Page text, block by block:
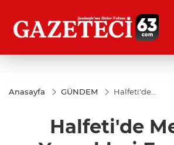
Anasayfa GÜNDEM
Halfeti'de
Festivali
Düzenlendi
Halfeti'de